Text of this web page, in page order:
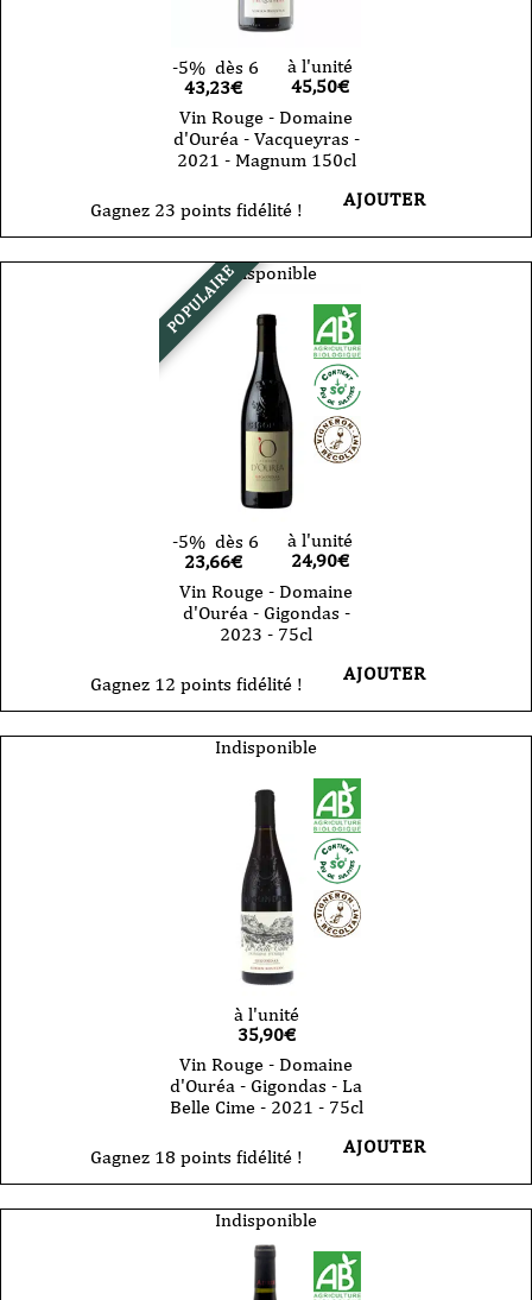
-5% dès 6
43,23€
à l'unité
45,50€
Vin Rouge - Domaine
d'Ouréa - Vacqueyras -
2021 - Magnum 150cl
Gagnez 23 points fidélité ! AJOUTER
POPULAIREIndisponible
-5% dès 6
23,66€
à l'unité
24,90€
Vin Rouge - Domaine
d'Ouréa - Gigondas -
2023 - 75cl
Gagnez 12 points fidélité ! AJOUTER
Indisponible
à l'unité
35,90€
Vin Rouge - Domaine
d'Ouréa - Gigondas - La
Belle Cime - 2021 - 75cl
Gagnez 18 points fidélité ! AJOUTER
Indisponible